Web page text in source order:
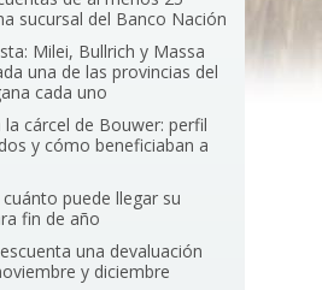
sucursal del Banco Nación
Milei, Bullrich y Massa
una de las provincias del
cada uno
la cárcel de Bouwer: perfil
y cómo beneficiaban a
puede llegar su
fin de año
una devaluación
y diciembre